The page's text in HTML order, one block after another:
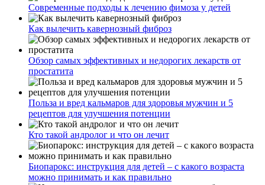
Современные подходы к лечению фимоза у детей
Как вылечить кавернозный фиброз
Обзор самых эффективных и недорогих лекарств от
простатита
Польза и вред кальмаров для здоровья мужчин и 5
рецептов для улучшения потенции
Кто такой андролог и что он лечит
Биопарокс: инструкция для детей – с какого возраста
можно принимать и как правильно